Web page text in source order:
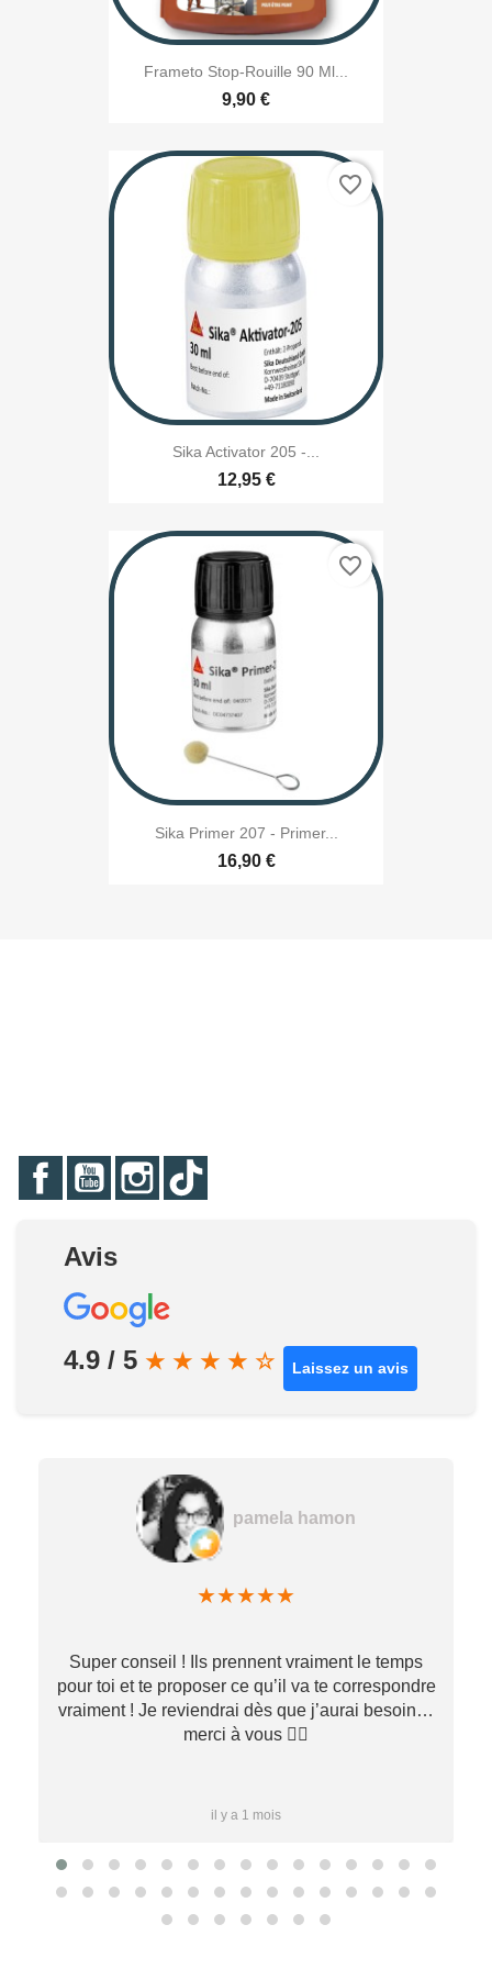
Frameto Stop-Rouille 90 Ml...
9,90 €
Sika Activator 205 -...
12,95 €
favorite_border
Sika Primer 207 - Primer...
16,90 €
favorite_border
FacebookYouTubeInstagram
Avis
4.9 / 5 ★ ★ ★ ★ ☆ Laissez un avis
pamela hamon
★★★★★
Super conseil ! Ils prennent vraiment le temps
pour toi et te proposer ce qu’il va te correspondre
vraiment ! Je reviendrai dès que j’aurai besoin…
merci à vous ✌🏼
il y a 1 mois